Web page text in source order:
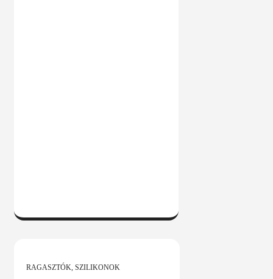
KOSÁRBA
RAGASZTÓK, SZILIKONOK